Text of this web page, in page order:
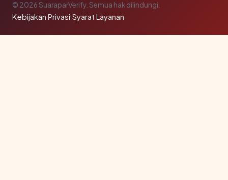
© 2026 SuaraparVerify. Semua hak dilindungi.
Kebijakan Privasi·Syarat Layanan